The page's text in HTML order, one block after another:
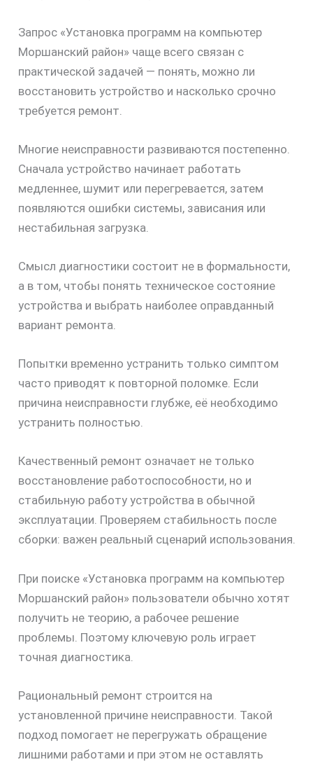
Запрос «Установка программ на компьютер
Моршанский район» чаще всего связан с
практической задачей — понять, можно ли
восстановить устройство и насколько срочно
требуется ремонт.
Многие неисправности развиваются постепенно.
Сначала устройство начинает работать
медленнее, шумит или перегревается, затем
появляются ошибки системы, зависания или
нестабильная загрузка.
Смысл диагностики состоит не в формальности,
а в том, чтобы понять техническое состояние
устройства и выбрать наиболее оправданный
вариант ремонта.
Попытки временно устранить только симптом
часто приводят к повторной поломке. Если
причина неисправности глубже, её необходимо
устранить полностью.
Качественный ремонт означает не только
восстановление работоспособности, но и
стабильную работу устройства в обычной
эксплуатации. Проверяем стабильность после
сборки: важен реальный сценарий использования.
При поиске «Установка программ на компьютер
Моршанский район» пользователи обычно хотят
получить не теорию, а рабочее решение
проблемы. Поэтому ключевую роль играет
точная диагностика.
Рациональный ремонт строится на
установленной причине неисправности. Такой
подход помогает не перегружать обращение
лишними работами и при этом не оставлять
скидку
30%